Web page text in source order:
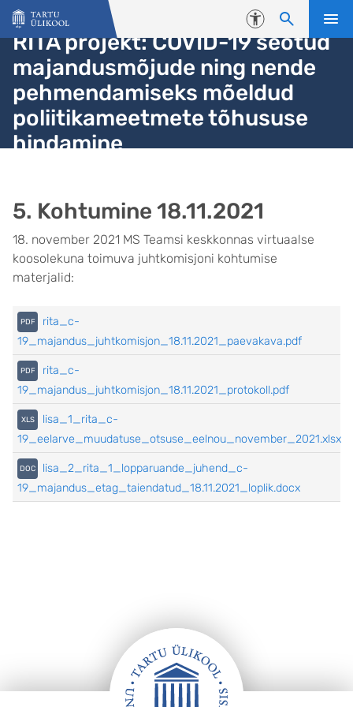
Liigu edasi põhisisu juurde
Juurdepääsetavus
RITA projekt: COVID-19 seotud
majandusmõjude ning nende
pehmendamiseks mõeldud
poliitikameetmete tõhususe
hindamine
5. Kohtumine 18.11.2021
18. november 2021 MS Teamsi keskkonnas virtuaalse
koosolekuna toimuva juhtkomisjoni kohtumise
materjalid:
rita_c-
19_majandus_juhtkomisjon_18.11.2021_paevakava.pdf
rita_c-
19_majandus_juhtkomisjon_18.11.2021_protokoll.pdf
lisa_1_rita_c-
19_eelarve_muudatuse_otsuse_eelnou_november_2021.xlsx
lisa_2_rita_1_lopparuande_juhend_c-
19_majandus_etag_taiendatud_18.11.2021_loplik.docx